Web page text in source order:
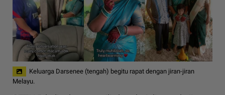
Keluarga Darsenee (tengah) begitu rapat dengan jiran-jiran
Melayu.